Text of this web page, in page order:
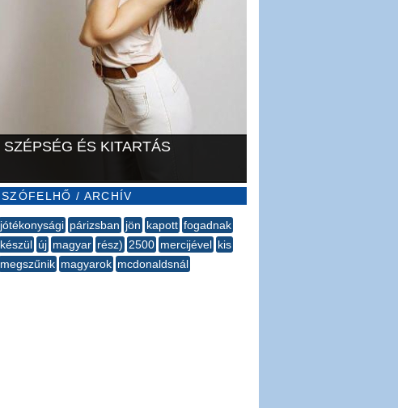
SZÉPSÉG ÉS KITARTÁS
SZÓFELHŐ / ARCHÍV
jótékonysági párizsban jön kapott fogadnak
készül új magyar rész) 2500 mercijével kis
megszűnik magyarok mcdonaldsnál